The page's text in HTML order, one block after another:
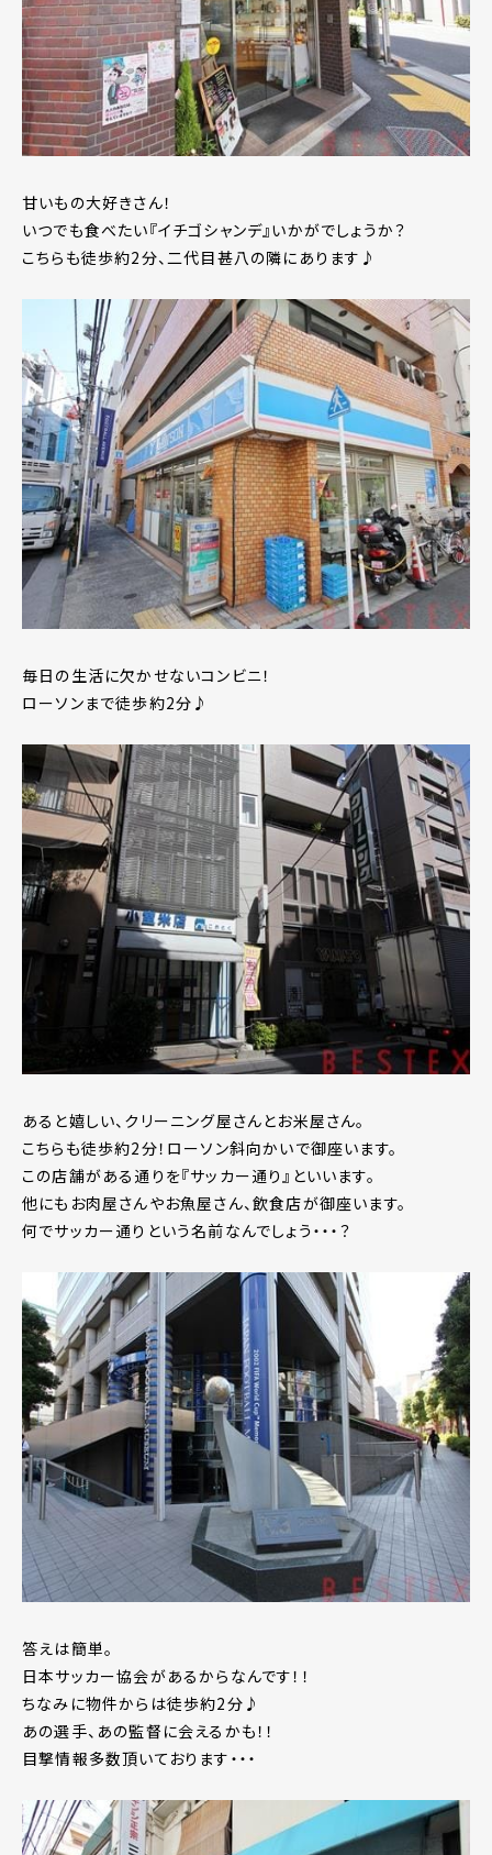
甘いもの大好きさん！
いつでも食べたい『イチゴシャンデ』いかがでしょうか？
こちらも徒歩約2分、二代目甚八の隣にあります♪
毎日の生活に欠かせないコンビニ！
ローソンまで徒歩約2分♪
あると嬉しい、クリーニング屋さんとお米屋さん。
こちらも徒歩約2分！ローソン斜向かいで御座います。
この店舗がある通りを『サッカー通り』といいます。
他にもお肉屋さんやお魚屋さん、飲食店が御座います。
何でサッカー通りという名前なんでしょう・・・？
答えは簡単。
日本サッカー協会があるからなんです！！
ちなみに物件からは徒歩約2分♪
あの選手、あの監督に会えるかも！！
目撃情報多数頂いております・・・